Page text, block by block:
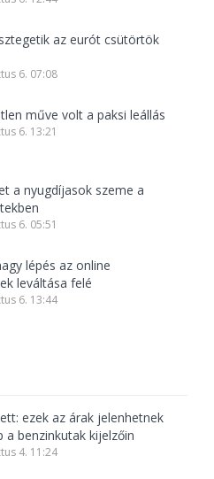
az eurót csütörtök
6. 07:08
műve volt a paksi leállás
6. 13:21
a nyugdíjasok szeme a
6. 05:51
lépés az online
leváltása felé
6. 13:44
ezek az árak jelenhetnek
a benzinkutak kijelzőin
4. 11:24